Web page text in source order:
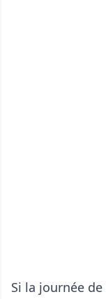
Si la journée